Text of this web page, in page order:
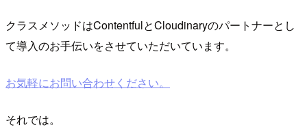
クラスメソッドはContentfulとCloudinaryのパートナーとし
て導入のお手伝いをさせていただいています。
お気軽にお問い合わせください。
それでは。